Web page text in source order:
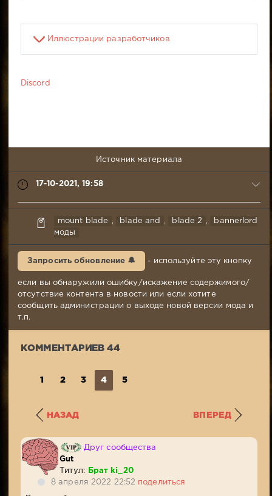
Иллюстрации разработчиков
Discord
Источник материала
17-10-2021, 19:58
Tissimir
10-
Комментариев:
44
Просмотров:
mount blade blade and blade 2
bannerlord
моды
Запросить обновление 🔔 - используйте эту кнопку
если вы обнаружили ошибку/искажение содержимого/
отсутствие контента в новости или если хотите
сообщить администрации о выходе новой версии мода и
т.п.
КОММЕНТАРИЕВ 44
1 2 3 4 5
НАЗАД ВПЕРЕД
Друг сообщества
Gut
Титул:
Брат ki_20
8 апреля 2022 22:52
поделиться